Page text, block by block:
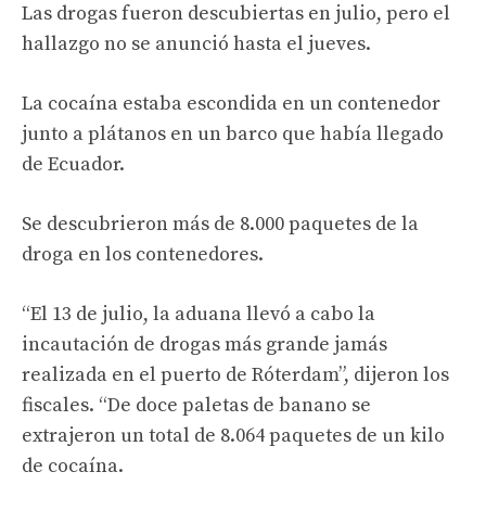
Las drogas fueron descubiertas en julio, pero el
hallazgo no se anunció hasta el jueves.
La cocaína estaba escondida en un contenedor
junto a plátanos en un barco que había llegado
de Ecuador.
Se descubrieron más de 8.000 paquetes de la
droga en los contenedores.
“El 13 de julio, la aduana llevó a cabo la
incautación de drogas más grande jamás
realizada en el puerto de Róterdam”, dijeron los
fiscales. “De doce paletas de banano se
extrajeron un total de 8.064 paquetes de un kilo
de cocaína.